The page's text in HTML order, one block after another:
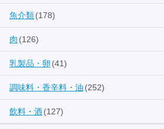
魚介類(178)
肉 (126)
乳製品・卵 (41)
調味料・香辛料・油 (252)
飲料・酒(127)